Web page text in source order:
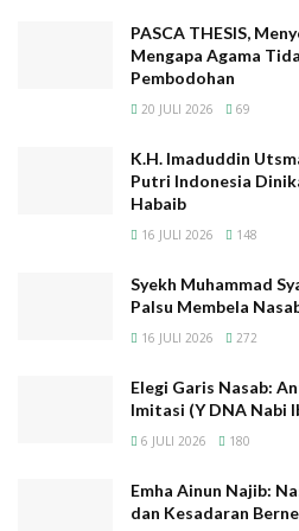
Dorongan dan penggairahan
menulis kitab diejawantahkan
pengurusan ISBN, tim
menyiapkan pembiayaan
Yang kedua adalah dengan
menyusuri naskah-naskah
belum pernah dicetak atau
nusantara sudah mulai
ulama muda NU yang
mendorong NT untuk
PASCA THESIS,
Mengapa Agama
Pembodohan
20 JULI 2026 69
K.H. Imaduddin
Putri Indonesia
Habaib
16 JULI 2026 148
Syekh Muhammad
Palsu Membela
16 JULI 2026 272
Elegi Garis Nasab:
Imitasi (Y DNA Nabi
6 JULI 2026 180
Emha Ainun Najib:
dan Kesadaran